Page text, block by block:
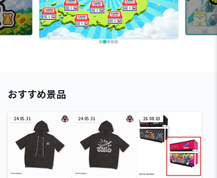
おすすめ景品
24.05.31 24.05.31 26.08.03